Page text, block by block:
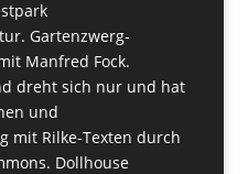
Gartenzwerg-
Manfred Fock.
dreht sich nur und hat
und
mit Rilke-Texten durch
Dollhouse